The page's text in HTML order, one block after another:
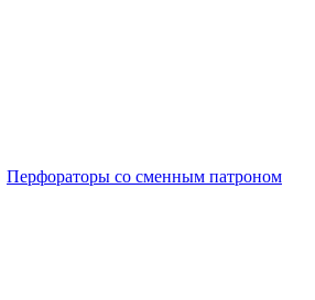
Перфораторы со сменным патроном